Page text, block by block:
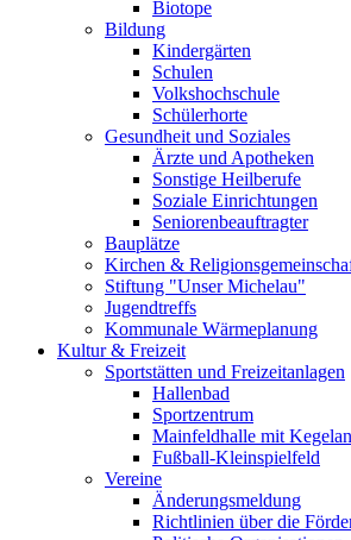
Biotope
Bildung
Kindergärten
Schulen
Volkshochschule
Schülerhorte
Gesundheit und Soziales
Ärzte und Apotheken
Sonstige Heilberufe
Soziale Einrichtungen
Seniorenbeauftragter
Bauplätze
Kirchen &
Stiftung "Unser Michelau"
Jugendtreffs
Kommunale Wärmeplanung
Kultur & Freizeit
Sportstätten und Freizeitanlagen
Hallenbad
Sportzentrum
Mainfeldhalle mit
Fußball-Kleinspielfeld
Vereine
Änderungsmeldung
Richtlinien über die